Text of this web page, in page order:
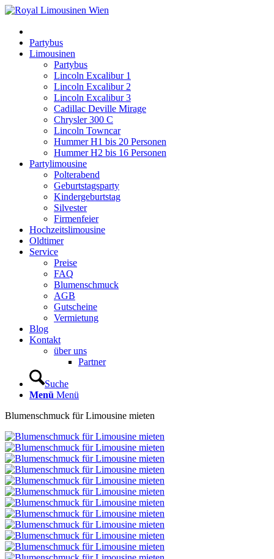
Partybus
Limousinen
Partybus
Lincoln Excalibur 1
Lincoln Excalibur 2
Lincoln Excalibur 3
Cadillac Deville Mirage
Chrysler 300 C
Lincoln Towncar
Hummer H1 bis 20 Personen
Hummer H2 bis 16 Personen
Partylimousine
Polterabend
Geburtstagsparty
Kindergeburtstag
Silvester
Firmenfeier
Hochzeitslimousine
Oldtimer
Service
Preise
FAQ
Blumenschmuck
AGB
Gutscheine
Vermietung
Blog
Kontakt
über uns
Partner
Suche
Menü Menü
Blumenschmuck für Limousine mieten